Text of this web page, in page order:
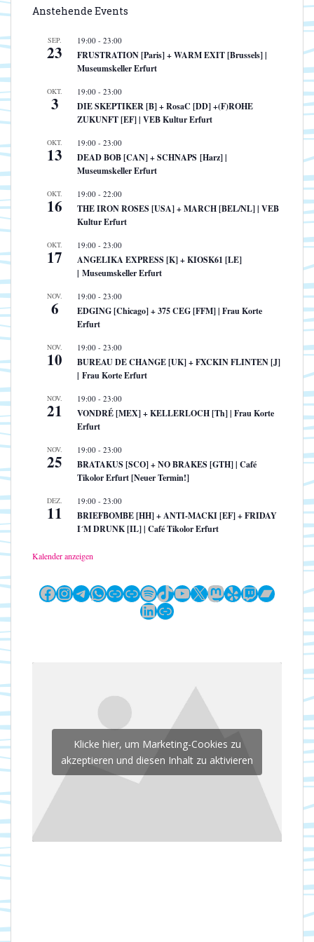
Anstehende Events
SEP.
23
19:00 - 23:00
FRUSTRATION [Paris] + WARM EXIT [Brussels] |
Museumskeller Erfurt
OKT.
3
19:00 - 23:00
DIE SKEPTIKER [B] + RosaC [DD] +(F)ROHE
ZUKUNFT [EF] | VEB Kultur Erfurt
OKT.
13
19:00 - 23:00
DEAD BOB [CAN] + SCHNAPS [Harz] |
Museumskeller Erfurt
OKT.
16
19:00 - 22:00
THE IRON ROSES [USA] + MARCH [BEL/NL] | VEB
Kultur Erfurt
OKT.
17
19:00 - 23:00
ANGELIKA EXPRESS [K] + KIOSK61 [LE]
| Museumskeller Erfurt
NOV.
6
19:00 - 23:00
EDGING [Chicago] + 375 CEG [FFM] | Frau Korte
Erfurt
NOV.
10
19:00 - 23:00
BUREAU DE CHANGE [UK] + FXCKIN FLINTEN [J]
| Frau Korte Erfurt
NOV.
21
19:00 - 23:00
VONDRÉ [MEX] + KELLERLOCH [Th] | Frau Korte
Erfurt
NOV.
25
19:00 - 23:00
BRATAKUS [SCO] + NO BRAKES [GTH] | Café
Tikolor Erfurt [Neuer Termin!]
DEZ.
11
19:00 - 23:00
BRIEFBOMBE [HH] + ANTI-MACKI [EF] + FRIDAY
I´M DRUNK [IL] | Café Tikolor Erfurt
Kalender anzeigen
Facebook
Instagram
Telegram
WhatsApp
LinkLinkSpotify
TikTok
YouTube
X Mastodon
YelpTwitch
LinkedIn
Link
Klicke hier, um Marketing-Cookies zu
akzeptieren und diesen Inhalt zu aktivieren